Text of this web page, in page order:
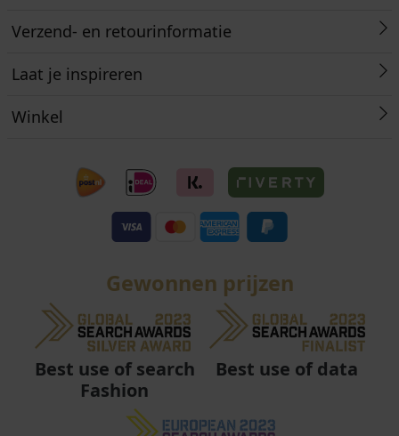
Verzend- en retourinformatie
Laat je inspireren
Winkel
Gewonnen prijzen
Best use of search
Fashion
Best use of data